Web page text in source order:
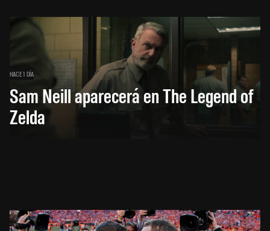
HACE 1 DÍA
Sam Neill aparecerá en The Legend of
Zelda